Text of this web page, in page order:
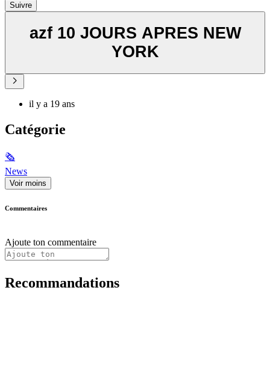
Suivre
azf 10 JOURS APRES NEW
YORK
il y a 19 ans
Catégorie
🗞
News
Voir moins
Commentaires
Ajoute ton commentaire
Recommandations